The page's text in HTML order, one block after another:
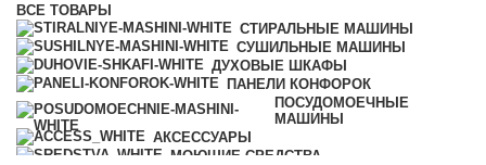
ВСЕ ТОВАРЫ
СТИРАЛЬНЫЕ МАШИНЫ
СУШИЛЬНЫЕ МАШИНЫ
ДУХОВЫЕ ШКАФЫ
ПАНЕЛИ КОНФОРОК
ПОСУДОМОЕЧНЫЕ
МАШИНЫ
АКСЕССУАРЫ
МОЮЩИЕ СРЕДСТВА